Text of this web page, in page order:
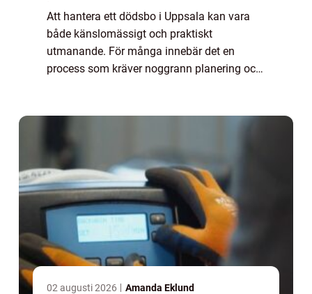
Att hantera ett dödsbo i Uppsala kan vara
både känslomässigt och praktiskt
utmanande. För många innebär det en
process som kräver noggrann planering och
02 augusti 2026 Amanda Eklund